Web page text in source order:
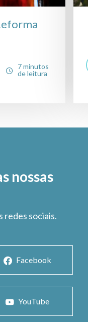
7 minutos
de leitura
nossas
redes sociais.
Facebook
YouTube